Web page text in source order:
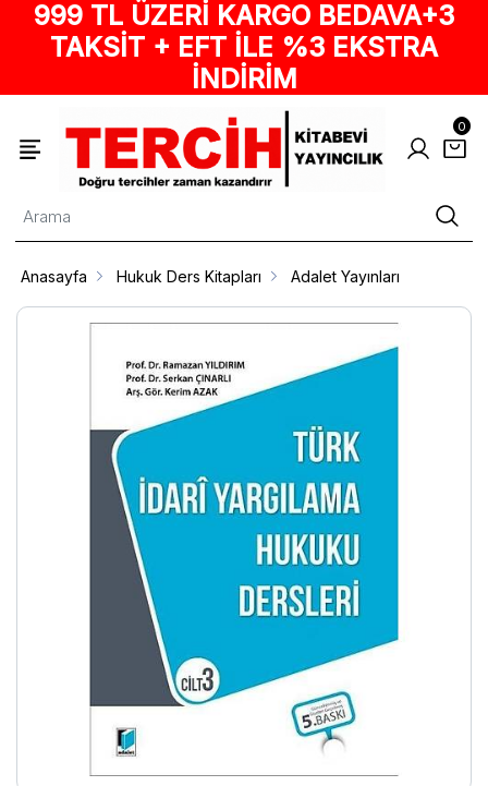
999 TL ÜZERİ KARGO BEDAVA+3
TAKSİT + EFT İLE %3 EKSTRA
İNDİRİM
0
Anasayfa Hukuk Ders Kitapları Adalet Yayınları